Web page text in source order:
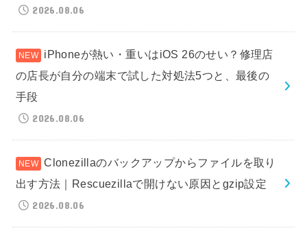
2026.08.06
iPhoneが熱い・重いはiOS 26のせい？修理店
の店長が自分の端末で試した対処法5つと、最後の
手段
2026.08.06
Clonezillaのバックアップからファイルを取り
出す方法｜Rescuezillaで開けない原因とgzip設定
2026.08.06